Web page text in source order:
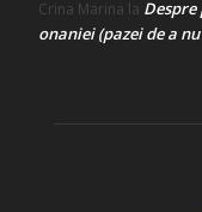
Crina Marina la
onaniei (pazei de a